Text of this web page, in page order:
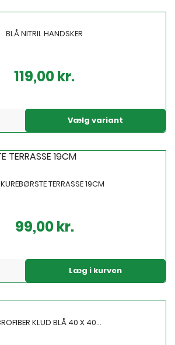
BLÅ NITRIL HANDSKER
119,00 kr.
Vælg variant
TERRASSE 19CM
99,00 kr.
Læg i kurven
KLUD BLÅ 40 X 40...